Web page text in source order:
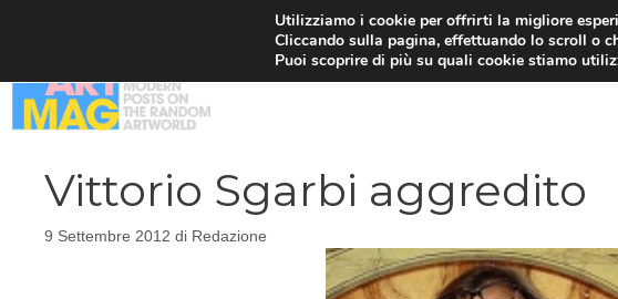
Vittorio Sgarbi aggredito
9 Settembre 2012 di Redazione
Utilizziamo i cookie per offrirti la migliore
Cliccando sulla pagina, effettuando lo scroll o
Puoi scoprire di più su quali cookie stiamo